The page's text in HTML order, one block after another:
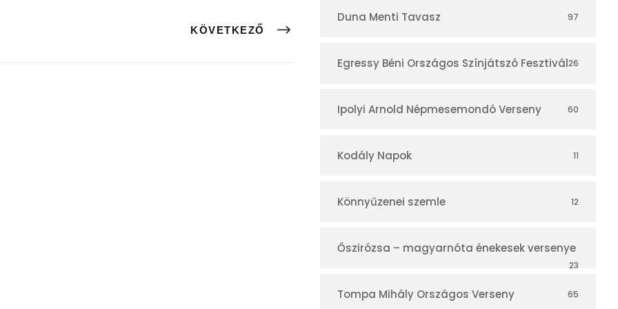
KÖVETKEZŐ
r
Duna Menti Tavasz 97
Egressy Béni Országos Színjátszó Fesztivál26
Ipolyi Arnold Népmesemondó Verseny 60
Kodály Napok 11
Könnyűzenei szemle 12
Őszirózsa – magyarnóta énekesek versenye
23
Tompa Mihály Országos Verseny 65